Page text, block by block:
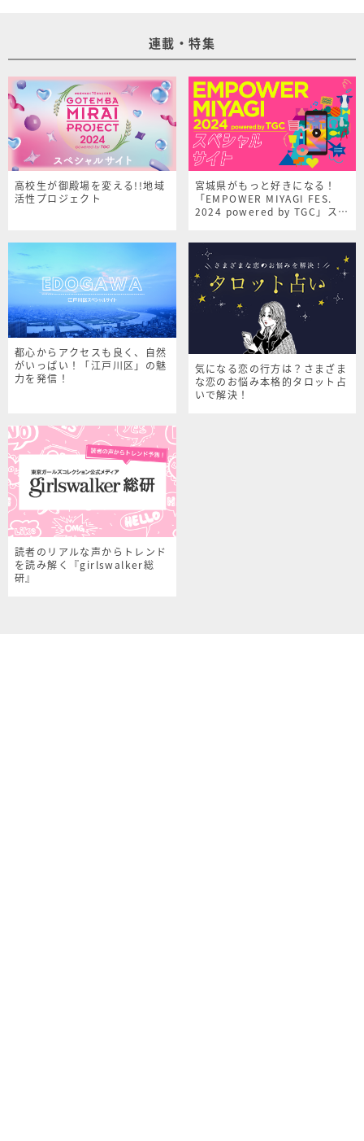
連載・特集
高校生が御殿場を変える!!地域
活性プロジェクト
宮城県がもっと好きになる！
「EMPOWER MIYAGI FES.
2024 powered by TGC」スペ
都心からアクセスも良く、自然
がいっぱい！「江戸川区」の魅
力を発信！
気になる恋の行方は？さまざま
な恋のお悩み本格的タロット占
いで解決！
読者のリアルな声からトレンド
を読み解く『girlswalker総
研』